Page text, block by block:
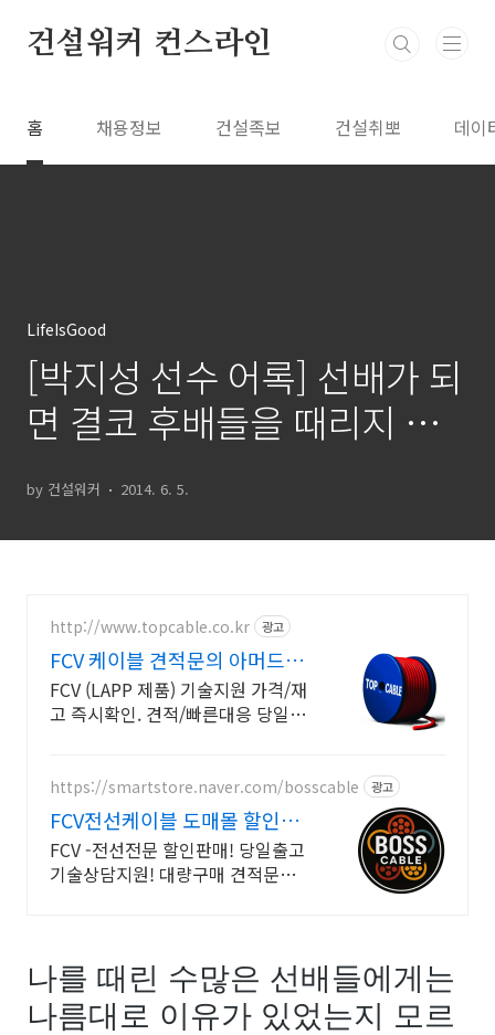
건설워커 컨스라인
홈 채용정보 건설족보 건설취뽀 데이
LifeIsGood
[박지성 선수 어록] 선배가 되
면 결코 후배들을 때리지 않
by 건설워커 2014. 6. 5.
http://www.topcable.co.kr 광고
FCV 케이블 견적문의 아머드케
이블 특수케이블 문의
FCV (LAPP 제품) 기술지원 가격/재
고 즉시확인. 견적/빠른대응 당일출
일출고
https://smartstore.naver.com/bosscable 광고
FCV전선케이블 도매몰 할인판
매 컷팅판매 오늘출발
FCV -전선전문 할인판매! 당일출고
기술상담지원! 대량구매 견적문의
나를 때린 수많은 선배들에게는
나름대로 이유가 있었는지 모르